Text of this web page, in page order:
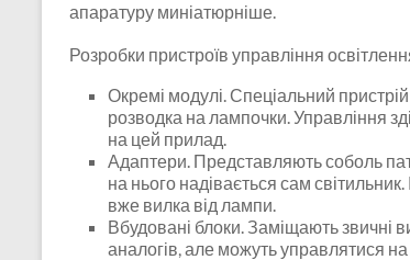
апаратуру миніатюрніше.
Розробки пристроїв управління
Окремі модулі. Спеціальний
розводка на лампочки. Управління
на цей прилад.
Адаптери. Представляють соболь
на нього надівається сам
вже вилка від лампи.
Вбудовані блоки. Заміщають звичні
аналогів, але можуть управлятися на